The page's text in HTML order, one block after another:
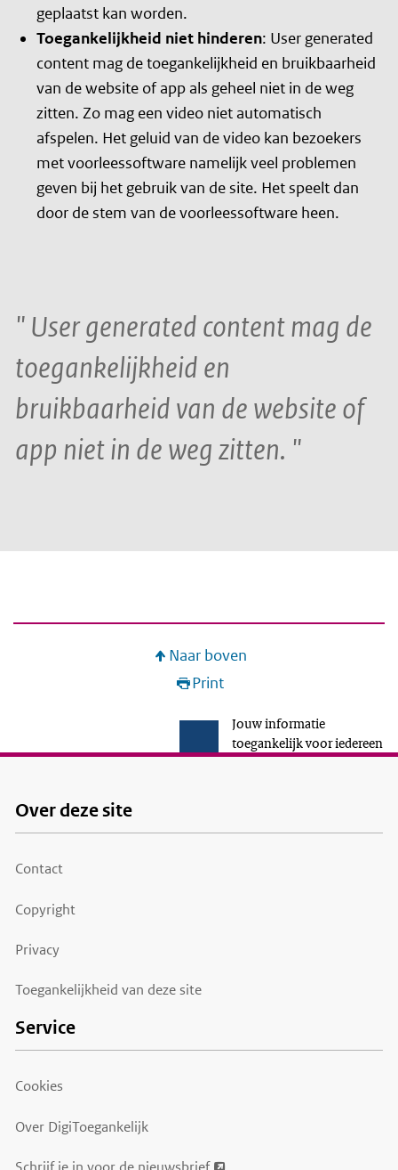
geplaatst kan worden.
Toegankelijkheid niet hinderen: User generated
contentmag de toegankelijkheid en bruikbaarheid
van de website of app als geheel niet in de weg
zitten. Zo mag een video niet automatisch
afspelen. Het geluid van de video kan bezoekers
met voorleessoftware namelijk veel problemen
geven bij het gebruik van de site. Het speelt dan
door de stem van de voorleessoftware heen.
User generated contentmag de
toegankelijkheid en
bruikbaarheid van de website of
app niet in de weg zitten.
Naar boven
Print
Jouw informatie
toegankelijk voor iedereen
Footer
Over deze site
Contact
Copyright
Privacy
Toegankelijkheid van deze site
Service
Cookies
Over DigiToegankelijk